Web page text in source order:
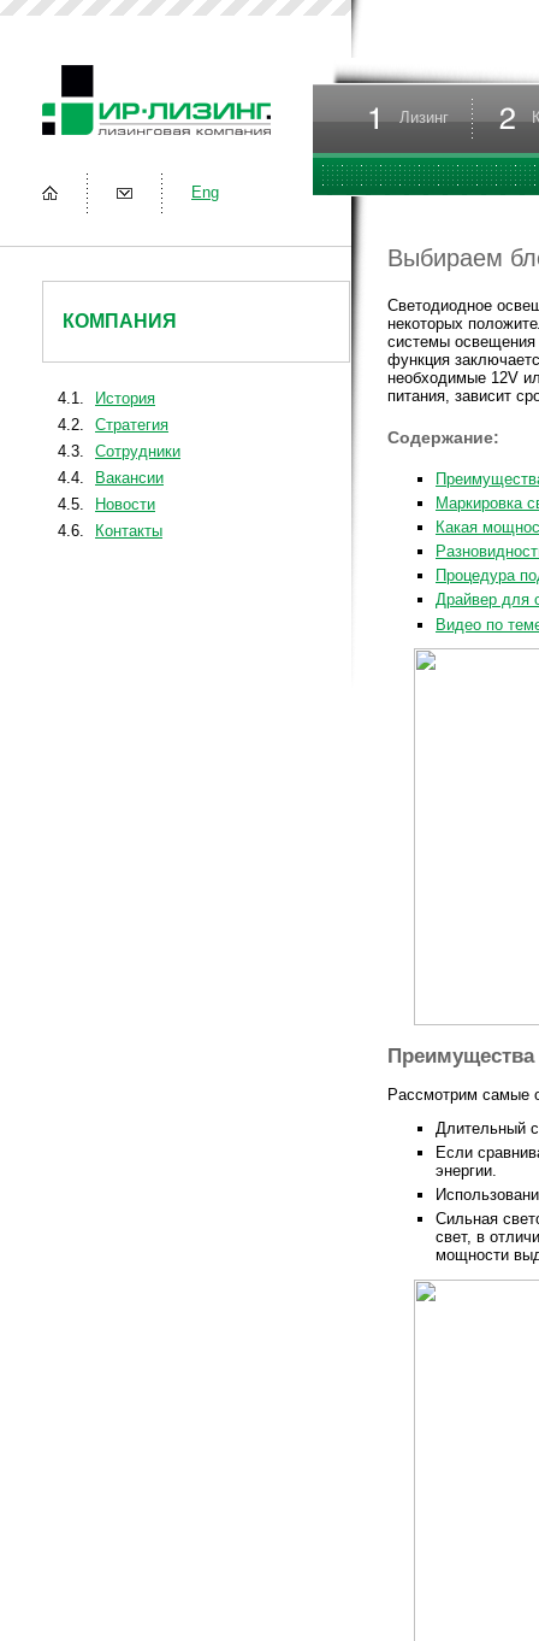
Eng
КОМПАНИЯ
4.1.
История
4.2.
Стратегия
4.3.
Сотрудники
4.4.
Вакансии
4.5.
Новости
4.6.
Контакты
Лизинг
Выбираем
Светодиодное
некоторых
системы освещения
функция
необходимые 12V
питания, зависит
Содержание:
Маркировка
Какая
Процедура
Драйвер для
Видео по
Рассмотрим самые
Длительный
Если
энергии.
Сильная
свет, в
мощности